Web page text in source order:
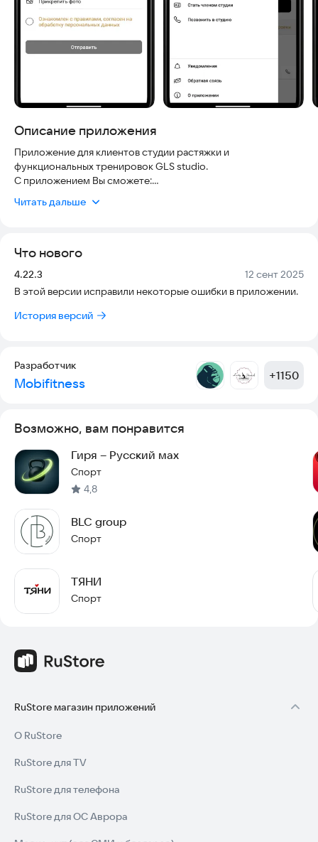
Описание приложения
Приложение для клиентов студии растяжки и
функциональных тренировок GLS studio.
С приложением Вы сможете:
студии и тренерах;
- получать PUSH-уведомление о предстоящих тренировках
- ознакомиться с акциями и специальными предложениями
студии и узнать о предстоящих мероприятиях.
Читать дальше
Что нового
Версия:
4.22.3 Дата:
12 сент 2025
В этой версии исправили некоторые ошибки в приложении.
История версий
Разработчик
Mobifitness +1150
Возможно, вам понравится
Гиря – Русский мах
Спорт
4,8
BLC group
Спорт
ТЯНИ
Спорт
RuStore магазин приложений
О RuStore
RuStore для TV
RuStore для телефона
RuStore для ОС Аврора